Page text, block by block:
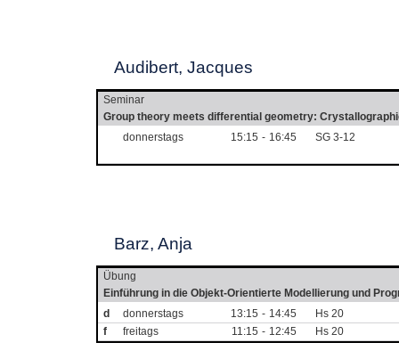
Audibert, Jacques
Seminar
Group theory meets differential geometry:
donnerstags
15:15 - 16:45 SG 3-12
Barz, Anja
Übung
Einführung in die Objekt-Orientierte Modellierung und
d
donnerstags 13:15 - 14:45
Hs 20
f
freitags 11:15 - 12:45 Hs 20